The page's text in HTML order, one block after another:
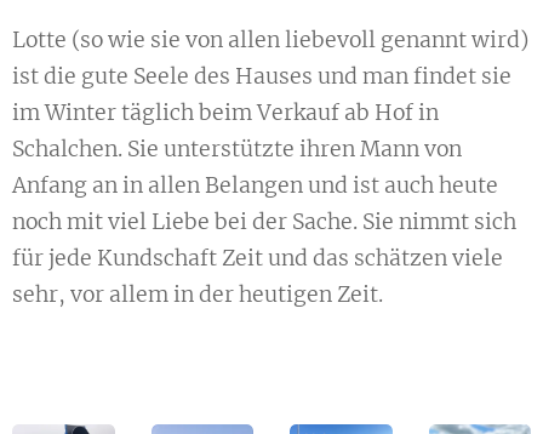
Lotte (so wie sie von allen liebevoll genannt wird)
ist die gute Seele des Hauses und man findet sie
im Winter täglich beim Verkauf ab Hof in
Schalchen. Sie unterstützte ihren Mann von
Anfang an in allen Belangen und ist auch heute
noch mit viel Liebe bei der Sache. Sie nimmt sich
für jede Kundschaft Zeit und das schätzen viele
sehr, vor allem in der heutigen Zeit.